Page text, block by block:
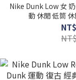
Nike Dunk Low 女
動 休閒 低筒